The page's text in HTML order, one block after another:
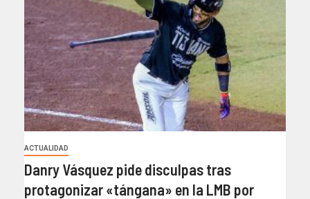
ACTUALIDAD
Danry Vásquez pide disculpas tras
protagonizar «tángana» en la LMB por